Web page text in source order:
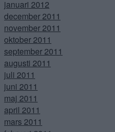
januari 2012
december 2011
november 2011
oktober 2011
september 2011
augusti 2011
juli 2011
juni 2011
maj 2011
april 2011
mars 2011